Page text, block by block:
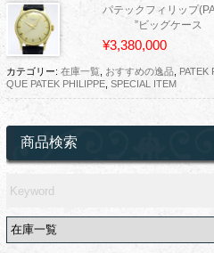
パテックフィリップ
”ビッグケース
¥3,380,000
カテゴリー: 在庫一覧, おすすめの逸品, PATEK
QUE PATEK PHILIPPE, SPECIAL ITEM
商品検索